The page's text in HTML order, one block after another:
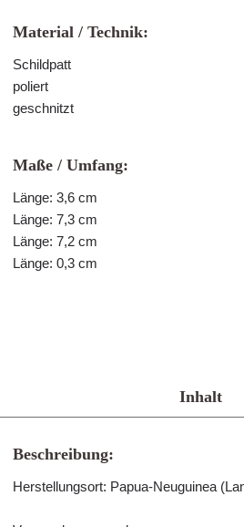
Material / Technik:
Schildpatt
poliert
geschnitzt
Maße / Umfang:
Länge: 3,6 cm
Länge: 7,3 cm
Länge: 7,2 cm
Länge: 0,3 cm
Inhalt
Beschreibung:
Herstellungsort: Papua-Neuguinea